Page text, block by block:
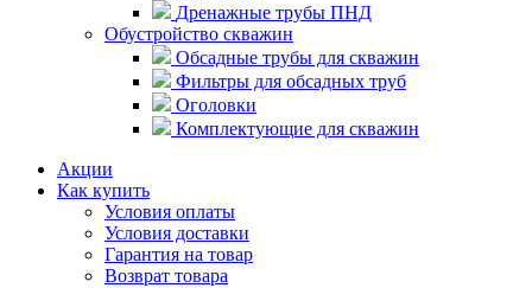
Дренажные трубы ПНД
Обустройство скважин
Обсадные трубы для скважин
Фильтры для обсадных труб
Оголовки
Комплектующие для скважин
Акции
Как купить
Условия оплаты
Условия доставки
Гарантия на товар
Возврат товара